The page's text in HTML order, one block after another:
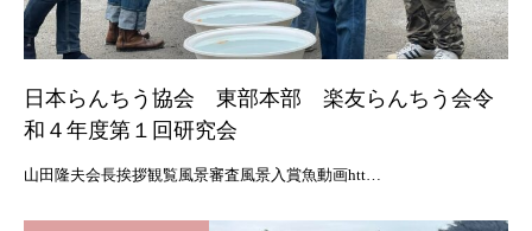
日本らんちう協会 東部本部 楽友らんちう会令
和４年度第１回研究会
山田隆夫会長挨拶観覧風景審査風景入賞魚動画htt…